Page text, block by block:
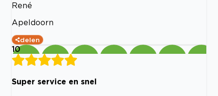
René
Apeldoorn
delen
10
Super service en snel